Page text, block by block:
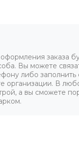
заказа
Вы можете
либо
организации. В
а вы сможете